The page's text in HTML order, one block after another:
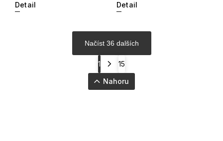
Detail Detail
Načíst 36 dalších
1 15
Nahoru